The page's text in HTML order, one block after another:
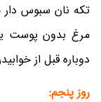
تکه نان سبوس
مرغ بدون پوست
دوباره قبل از
روز پنجم: